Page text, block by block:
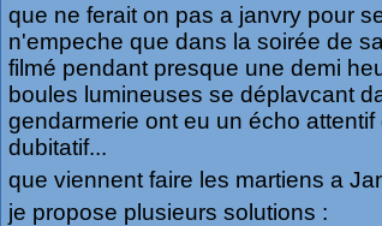
que ne ferait on pas a janvry pour
n'empeche que dans la soirée de
filmé pendant presque une demi
boules lumineuses se déplavcant
gendarmerie ont eu un écho
dubitatif...
que viennent faire les martiens a
je propose plusieurs solutions :